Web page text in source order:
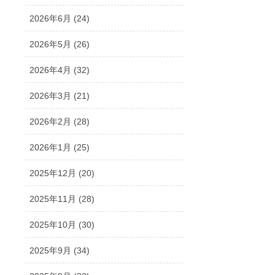
2026年6月 (24)
2026年5月 (26)
2026年4月 (32)
2026年3月 (21)
2026年2月 (28)
2026年1月 (25)
2025年12月 (20)
2025年11月 (28)
2025年10月 (30)
2025年9月 (34)